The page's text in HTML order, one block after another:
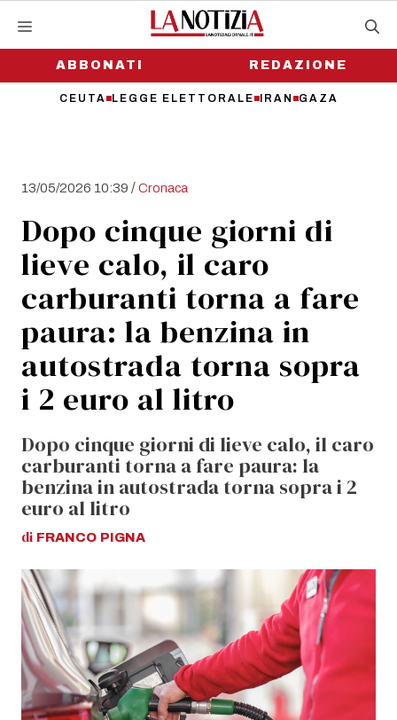
contenutoABBONATI
CEUTA LEGGE ELETTORALE IRAN GAZA
REDAZIONE
13/05/2026 10:39 /Cronaca
Dopo cinque giorni di
lieve calo, il caro
carburanti torna a fare
paura: la benzina in
autostrada torna sopra
i 2 euro al litro
Dopo cinque giorni di lieve calo, il caro
carburanti torna a fare paura: la
benzina in autostrada torna sopra i 2
euro al litro
di FRANCO PIGNA